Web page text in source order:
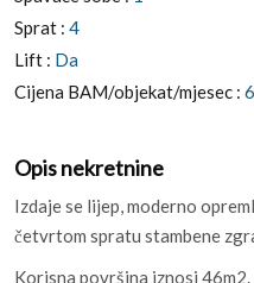
Sprat : 4
Lift : Da
Cijena BAM/objekat/mjesec :
Opis nekretnine
Izdaje se lijep, moderno
četvrtom spratu stambene
Korisna površina iznosi 46m2.